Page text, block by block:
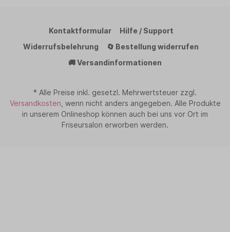
Kontaktformular
Hilfe / Support
Widerrufsbelehrung
🔄 Bestellung widerrufen
🚚 Versandinformationen
* Alle Preise inkl. gesetzl. Mehrwertsteuer zzgl.
Versandkosten , wenn nicht anders angegeben. Alle Produkte
in unserem Onlineshop können auch bei uns vor Ort im
Friseursalon erworben werden.